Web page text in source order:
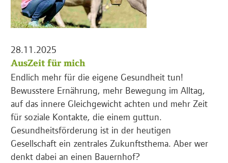
28.11.2025
AusZeit für mich
Endlich mehr für die eigene Gesundheit tun!
Bewusstere Ernährung, mehr Bewegung im Alltag,
auf das innere Gleichgewicht achten und mehr Zeit
für soziale Kontakte, die einem guttun.
Gesundheitsförderung ist in der heutigen
Gesellschaft ein zentrales Zukunftsthema. Aber wer
denkt dabei an einen Bauernhof?